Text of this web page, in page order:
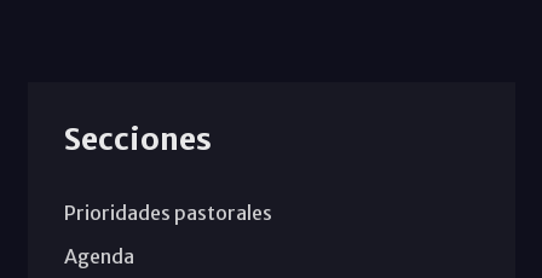
Secciones
Prioridades pastorales
Agenda